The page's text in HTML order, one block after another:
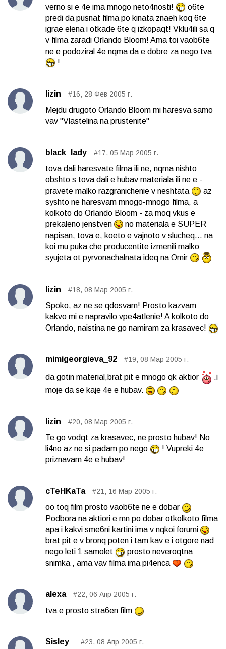
verno si e 4e ima mnogo neto4nosti!
o6te
predi da pusnat filma po kinata znaeh koq 6te
igrae elena i otkade 6te q izkopaqt! Vklu4ili sa q
v filma zaradi Orlando Bloom! Ama toi vaob6te
ne e podoziral 4e nqma da e dobre za nego tva
!
lizin #16, 28 Фев 2005 г.
Mejdu drugoto Orlando Bloom mi haresva samo
vav "Vlastelina na prustenite"
black_lady #17, 05 Мар 2005 г.
tova dali haresvate filma ili ne, nqma nishto
obshto s tova dali e hubav materiala ili ne e -
pravete malko razgranichenie v neshtata
az
syshto ne haresvam mnogo-mnogo filma, a
kolkoto do Orlando Bloom - za moq vkus e
prekaleno jenstven
no materiala e SUPER
napisan, tova e, koeto e vajnoto v slucheq... na
koi mu puka che producentite izmenili malko
syujeta ot pyrvonachalnata ideq na Omir
lizin #18, 08 Мар 2005 г.
Spoko, az ne se qdosvam! Prosto kazvam
kakvo mi e napravilo vpe4atlenie! A kolkoto do
Orlando, naistina ne go namiram za krasavec!
mimigeorgieva_92 #19, 08 Мар 2005 г.
da gotin material,brat pit e mnogo qk aktior
.i
moje da se kaje 4e e hubav.
lizin #20, 08 Мар 2005 г.
Te go vodqt za krasavec, ne prosto hubav! No
li4no az ne si padam po nego
! Vupreki 4e
priznavam 4e e hubav!
cTeHKaTa #21, 16 Мар 2005 г.
oo toq film prosto vaob6te ne e dobar
Podbora na aktiori e mn po dobar otkolkoto filma
apa i kakvi sme6ni kartini ima v nqkoi forumi
brat pit e v bronq poten i tam kav e i otgore nad
nego leti 1 samolet
prosto neveroqtna
snimka , ama vav filma ima pi4enca
alexa #22, 06 Апр 2005 г.
tva e prosto stra6en film
Sisley_ #23, 08 Апр 2005 г.